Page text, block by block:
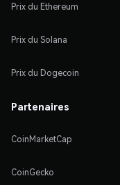
Prix du Ethereum
Prix du Solana
Prix du Dogecoin
Partenaires
CoinMarketCap
CoinGecko